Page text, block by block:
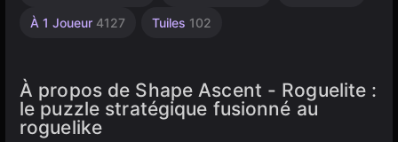
À 1 Joueur 4127 Tuiles 102
À propos de Shape Ascent - Roguelite :
le puzzle stratégique fusionné au
roguelike